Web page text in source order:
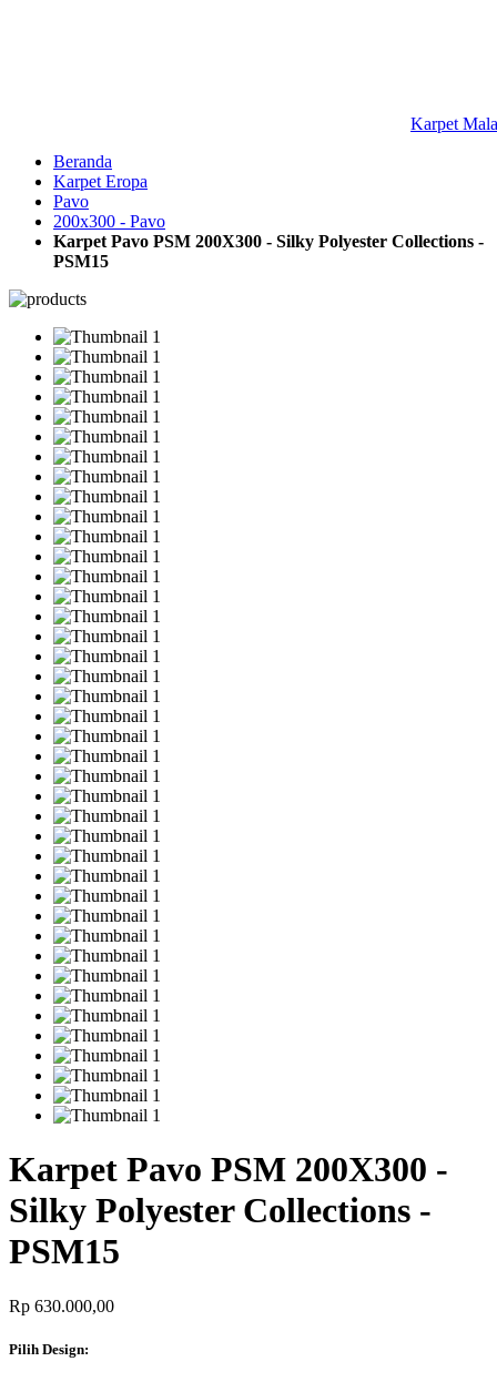
Karpet
Beranda
Karpet Eropa
Pavo
200x300 - Pavo
Karpet Pavo PSM 200X300 - Silky Polyester Collections -
PSM15
Karpet Pavo PSM 200X300 -
Silky Polyester Collections -
PSM15
Rp 630.000,00
Pilih Design: